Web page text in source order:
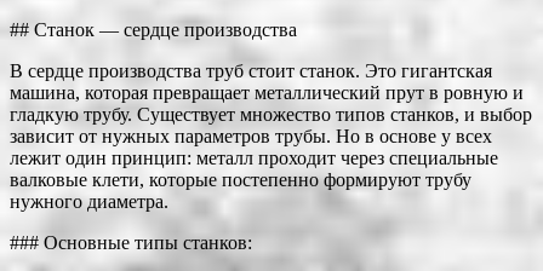
## Станок — сердце производства
В сердце производства труб стоит станок. Это гигантская
машина, которая превращает металлический прут в ровную и
гладкую трубу. Существует множество типов станков, и выбор
зависит от нужных параметров трубы. Но в основе у всех
лежит один принцип: металл проходит через специальные
валковые клети, которые постепенно формируют трубу
нужного диаметра.
### Основные типы станков: